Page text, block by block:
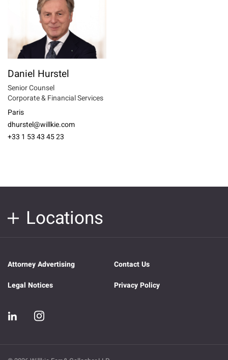
Daniel Hurstel
Senior Counsel
Corporate & Financial Services
Paris
dhurstel@willkie.com
+33 1 53 43 45 23
Locations
Attorney Advertising
Contact Us
Legal Notices
Privacy Policy